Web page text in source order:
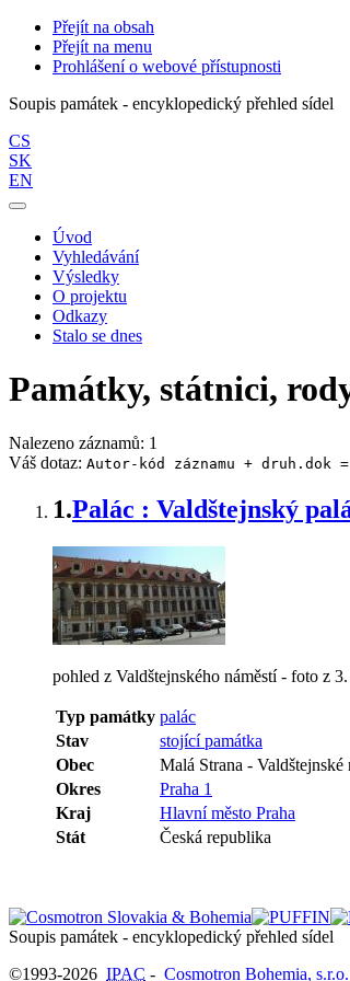
Přejít na obsah
Přejít na menu
Prohlášení o webové přístupnosti
Soupis památek - encyklopedický přehled sídel
CS
SK
EN
Úvod
Vyhledávání
Výsledky
O projektu
Odkazy
Stalo se dnes
Památky, státnici,
Nalezeno záznamů: 1
Váš dotaz: Autor-kód záznamu + druh.dok
1.Palác : Valdštejnský
pohled z Valdštejnského náměstí - foto z
Typ památky palác
Stav
stojící památka
Obec
Malá Strana - Valdštejnské
Okres
Praha 1
Kraj
Hlavní město Praha
Stát
Česká republika
Soupis památek - encyklopedický přehled sídel
©1993-2026 IPAC - Cosmotron Bohemia, s.r.o.